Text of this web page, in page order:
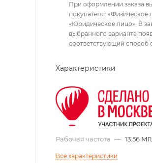
При оформлении заказа
покупателя: «Физическое
«Юридическое лицо». В
выбранного варианта
соответствующий способ
Характеристики
Рабочая частота — 13.56
Все характеристики